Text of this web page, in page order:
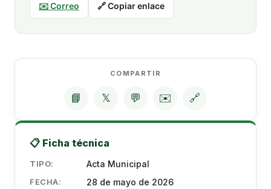
✉️ Correo 🔗 Copiar enlace
COMPARTIR
📘 𝕏 💬 ✉️ 🔗
📋 Ficha técnica
TIPO: Acta Municipal
FECHA: 28 de mayo de 2026